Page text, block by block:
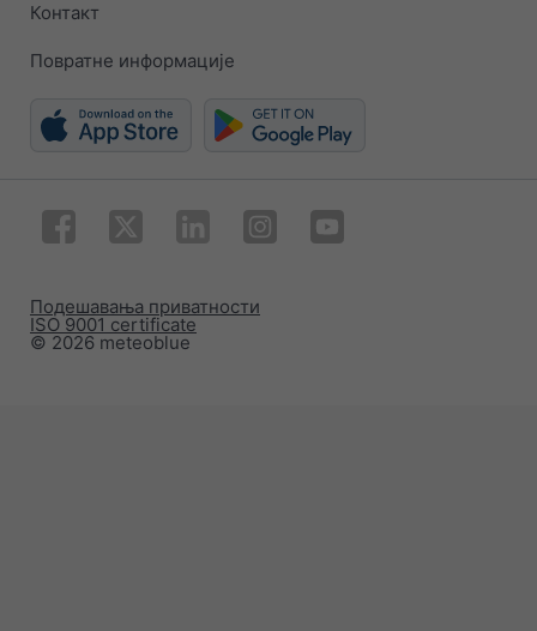
Контакт
Повратне информације
© 2026 meteoblue
ISO 9001 certificate
Подешавања приватности